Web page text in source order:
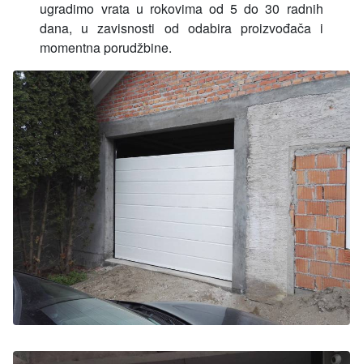
ugradimo vrata u rokovima od 5 do 30 radnih
dana, u zavisnosti od odabira proizvođača i
momentna porudžbine.